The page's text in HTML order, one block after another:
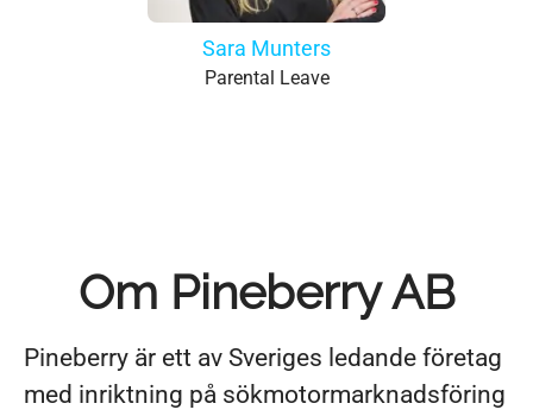
Sara Munters
Parental Leave
Om Pineberry AB
Pineberry är ett av Sveriges ledande företag
med inriktning på sökmotormarknadsföring